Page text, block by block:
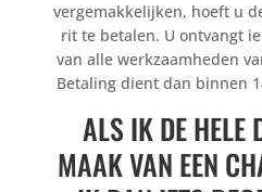
vergemakkelijken, hoeft u
rit te betalen. U ontvangt
van alle werkzaamheden
Betaling dient dan binnen
ALS IK DE HELE
MAAK VAN EEN